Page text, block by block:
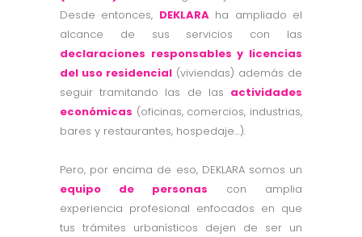
Desde entonces, DEKLARAha ampliado el
alcance de sus servicios con las
declaraciones responsables y licencias
del uso residencial (viviendas) además de
seguir tramitando las de las actividades
económicas (oficinas, comercios, industrias,
bares y restaurantes, hospedaje…).
Pero, por encima de eso, DEKLARA somos un
equipo de personas con amplia
experiencia profesional enfocados en que
tus trámites urbanísticos dejen de ser un